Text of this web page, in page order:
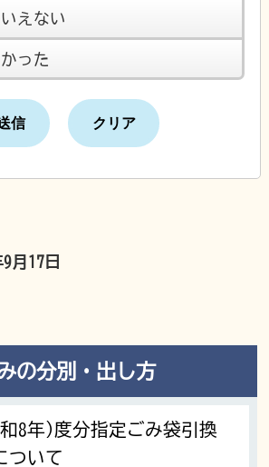
えない
った
月17日
の分別・出し方
8年)度分指定ごみ袋引換
ついて